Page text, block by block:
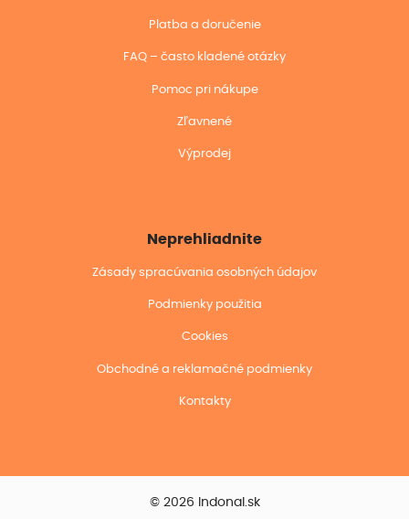
Platba a doručenie
FAQ – často kladené otázky
Pomoc pri nákupe
Zľavnené
Výprodej
Neprehliadnite
Zásady spracúvania osobných údajov
Podmienky použitia
Cookies
Obchodné a reklamačné podmienky
Kontakty
© 2026 Indonal.sk